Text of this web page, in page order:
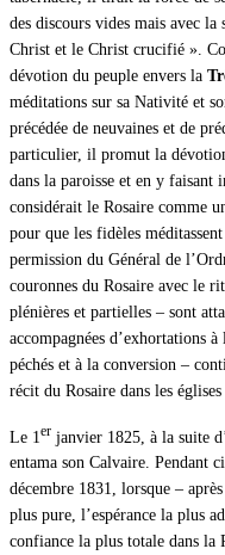
des discours vides mais avec
Christ et le Christ crucifié ».
dévotion du peuple envers la
méditations sur sa Nativité et
précédée de neuvaines et de
particulier, il promut la
dans la paroisse et en y
considérait le Rosaire comme
pour que les fidèles
permission du Général de
couronnes du Rosaire avec le
plénières et partielles – sont
accompagnées d’exhortations
péchés et à la conversion –
récit du Rosaire dans les
Le 1er janvier 1825, à la suite
entama son Calvaire. Pendant
décembre 1831, lorsque –
plus pure, l’espérance la plus
confiance la plus totale dans la